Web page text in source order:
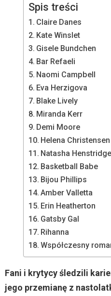
Spis treści
Claire Danes
Kate Winslet
Gisele Bundchen
Bar Refaeli
Naomi Campbell
Eva Herzigova
Blake Lively
Miranda Kerr
Demi Moore
Helena Christensen
Natasha Henstridge
Basketball Babe
Bijou Phillips
Amber Valletta
Erin Heatherton
Gatsby Gal
Rihanna
Współczesny
Fani i krytycy śledzili
jego przemianę z